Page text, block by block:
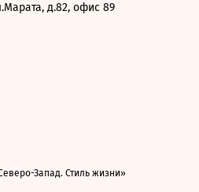
д.82, офис 89
Запад. Стиль жизни»